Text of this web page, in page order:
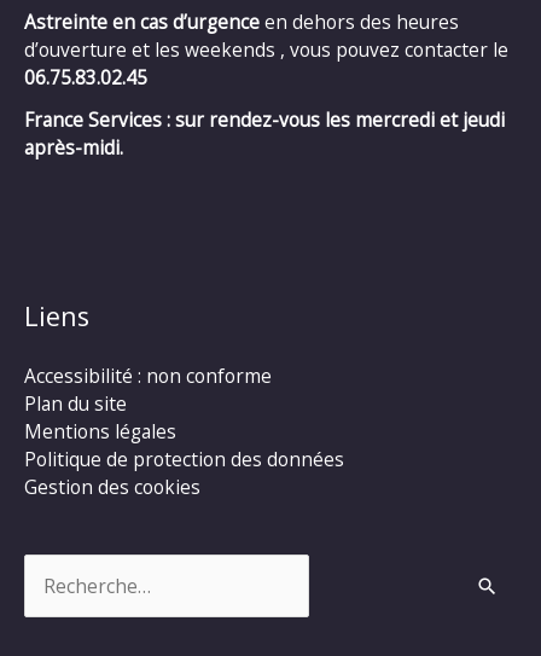
Astreinte en cas d’urgenceen dehors des heures
d’ouverture et les weekends , vous pouvez contacter le
06.75.83.02.45
France Services : sur rendez-vous les mercredi et jeudi
après-midi.
Liens
Accessibilité : non conforme
Plan du site
Mentions légales
Politique de protection des données
Gestion des cookies